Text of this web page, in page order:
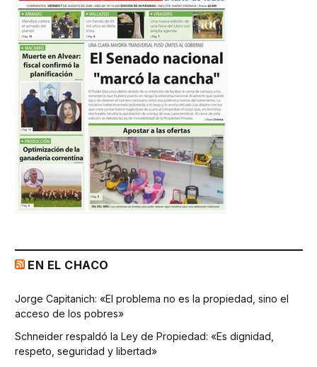
EN EL CHACO
Jorge Capitanich: «El problema no es la propiedad, sino el
acceso de los pobres»
Schneider respaldó la Ley de Propiedad: «Es dignidad,
respeto, seguridad y libertad»